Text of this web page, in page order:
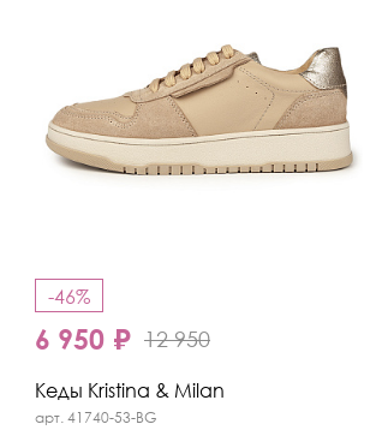
-46%
6 950 ₽ 12 950
Кеды Kristina & Milan
арт. 41740-53-BG